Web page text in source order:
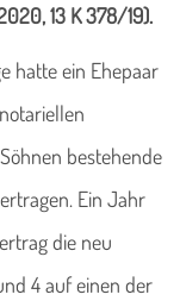
13 K 378/19).
hatte ein Ehepaar
bestehende
Ein Jahr
die neu
4 auf einen der